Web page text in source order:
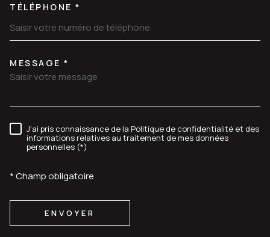
TÉLÉPHONE *
TRAD_MELTEM_VOREDEMANDE
MESSAGE *
RÈGLEMENTATION
J'ai pris connaissance de la Politique de confidentialité et des
informations relatives au traitement de mes données
personnelles (*)
* Champ obligatoire
ENVOYER